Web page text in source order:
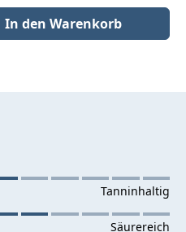
Wert ein oder benutze
In den Warenkorb